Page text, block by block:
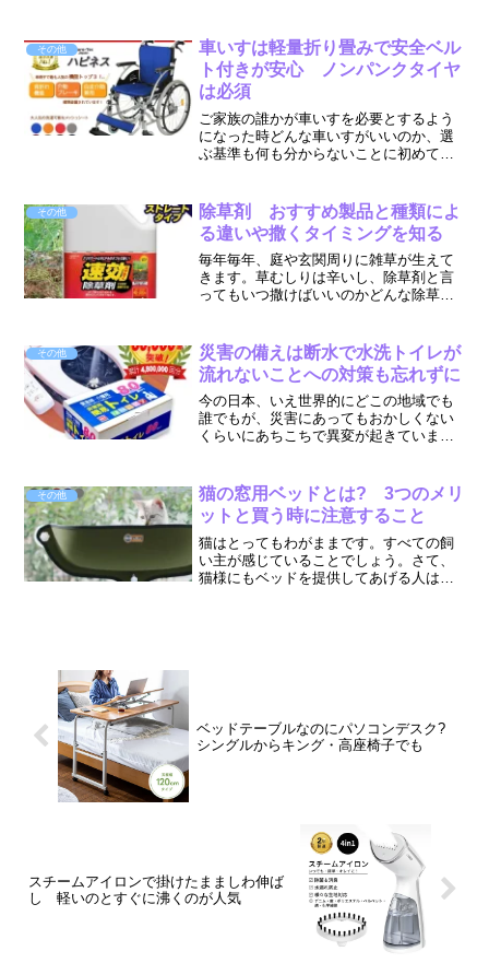
パンクしてたりして自転車なんて簡単に
やられちゃいます。鍵...
その他
車いすは軽量折り畳みで安全ベル
ト付きが安心 ノンパンクタイヤ
は必須
ご家族の誰かが車いすを必要とするよう
になった時どんな車いすがいいのか、選
ぶ基準も何も分からないことに初めて気
でもありません。そこで介護職の筆者
が、いくつかの車いすを見...
その他
除草剤 おすすめ製品と種類によ
る違いや撒くタイミングを知る
毎年毎年、庭や玄関周りに雑草が生えて
きます。草むしりは辛いし、除草剤と言
ってもいつ撒けばいいのかどんな除草剤
分かっていれば、手強い雑草を効果的に
除去できます。今回は、初...
その他
災害の備えは断水で水洗トイレが
流れないことへの対策も忘れずに
今の日本、いえ世界的にどこの地域でも
誰でもが、災害にあってもおかしくない
くらいにあちこちで異変が起きていま
しますが、実際にはなかなか本気で備え
る気になれてないのは私だけ...
その他
猫の窓用ベッドとは? 3つのメリ
ットと買う時に注意すること
猫はとってもわがままです。すべての飼
い主が感じていることでしょう。さて、
猫様にもベッドを提供してあげる人はた
ベッドテーブルなのにパソコンデスク?
シングルからキング・高座椅子でも
スチームアイロンで掛けたまましわ伸ば
し 軽いのとすぐに沸くのが人気